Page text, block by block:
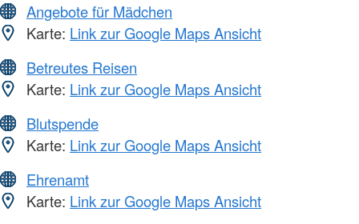
Angebote für Mädchen
Karte: Link zur Google Maps Ansicht
Betreutes Reisen
Karte: Link zur Google Maps Ansicht
Blutspende
Karte: Link zur Google Maps Ansicht
Ehrenamt
Karte: Link zur Google Maps Ansicht